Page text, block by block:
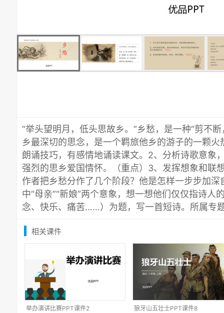
“举头望明月，低头思故乡。”乡愁，是一种“剪不
乡最深切的思念，是一个羁旅他乡的游子的一颗
朗诵技巧，有感情地诵读课文。2、分析诗歌意象
强烈的思乡爱国情怀。（重点）3、发挥想象和联
作者把乡愁分作了几个阶段？他是怎样一步步加
中“母亲”“新娘”两个意象，想一想他们仅仅指诗人
念、快乐、痛苦……）为题，写一首短诗。所属专
相关课件
举办演讲比赛PPT课件2 狼牙山五壮士PPT课件8